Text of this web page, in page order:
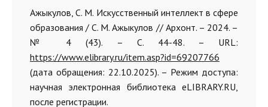
Ажыкулов, С. М. Искусственный интеллект в сфере
образования / С. М. Ажыкулов // Архонт. – 2024. –
№ 4 (43). – С. 44-48. – URL:
https://www.elibrary.ru/item.asp?id=69207766
(дата обращения: 22.10.2025). – Режим доступа:
научная электронная библиотека eLIBRARY.RU,
после регистрации.